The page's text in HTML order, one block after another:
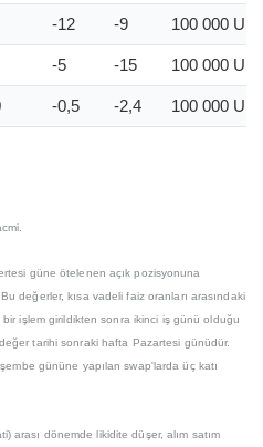
-12 -9 100 000
-5 -15 100 000
-0,5 -2,4 100 000
güne ötelenen açık pozisyonuna
değerler, kısa vadeli faiz oranları arasındaki
işlem girildikten sonra ikinci iş günü olduğu
tarihi sonraki hafta Pazartesi günüdür.
gününe yapılan swap'larda üç katı
arası dönemde likidite düşer, alım satım